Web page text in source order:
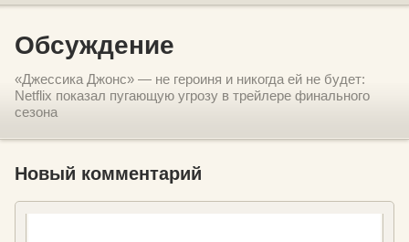
Обсуждение
«Джессика Джонс» — не героиня и никогда ей не будет:
Netflix показал пугающую угрозу в трейлере финального
сезона
Новый комментарий